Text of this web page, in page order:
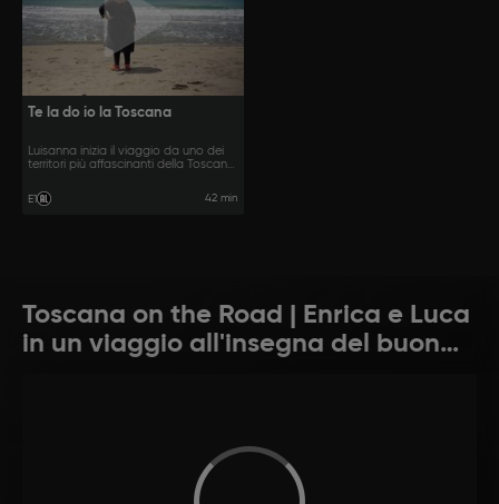
Te la do io la Toscana
Luisanna inizia il viaggio da uno dei
territori più affascinanti della Toscana:
E1 42 min
Toscana on the Road | Enrica e Luca
in un viaggio all'insegna del buon